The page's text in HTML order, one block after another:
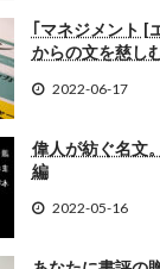
｢マネジメント [
からの文を慈しむ
2022-06-17
偉人が紡ぐ名
編
2022-05-16